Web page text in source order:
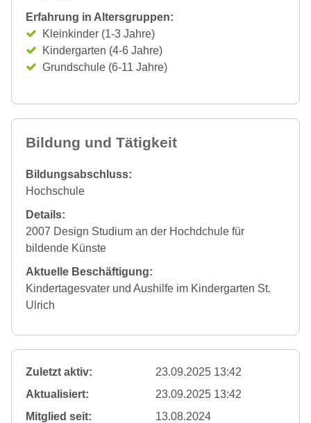
Erfahrung in Altersgruppen:
Kleinkinder (1-3 Jahre)
Kindergarten (4-6 Jahre)
Grundschule (6-11 Jahre)
Bildung und Tätigkeit
Bildungsabschluss:
Hochschule
Details:
2007 Design Studium an der Hochdchule für
bildende Künste
Aktuelle Beschäftigung:
Kindertagesvater und Aushilfe im Kindergarten St.
Ulrich
Zuletzt aktiv:
23.09.2025 13:42
Aktualisiert:
23.09.2025 13:42
Mitglied seit:
13.08.2024